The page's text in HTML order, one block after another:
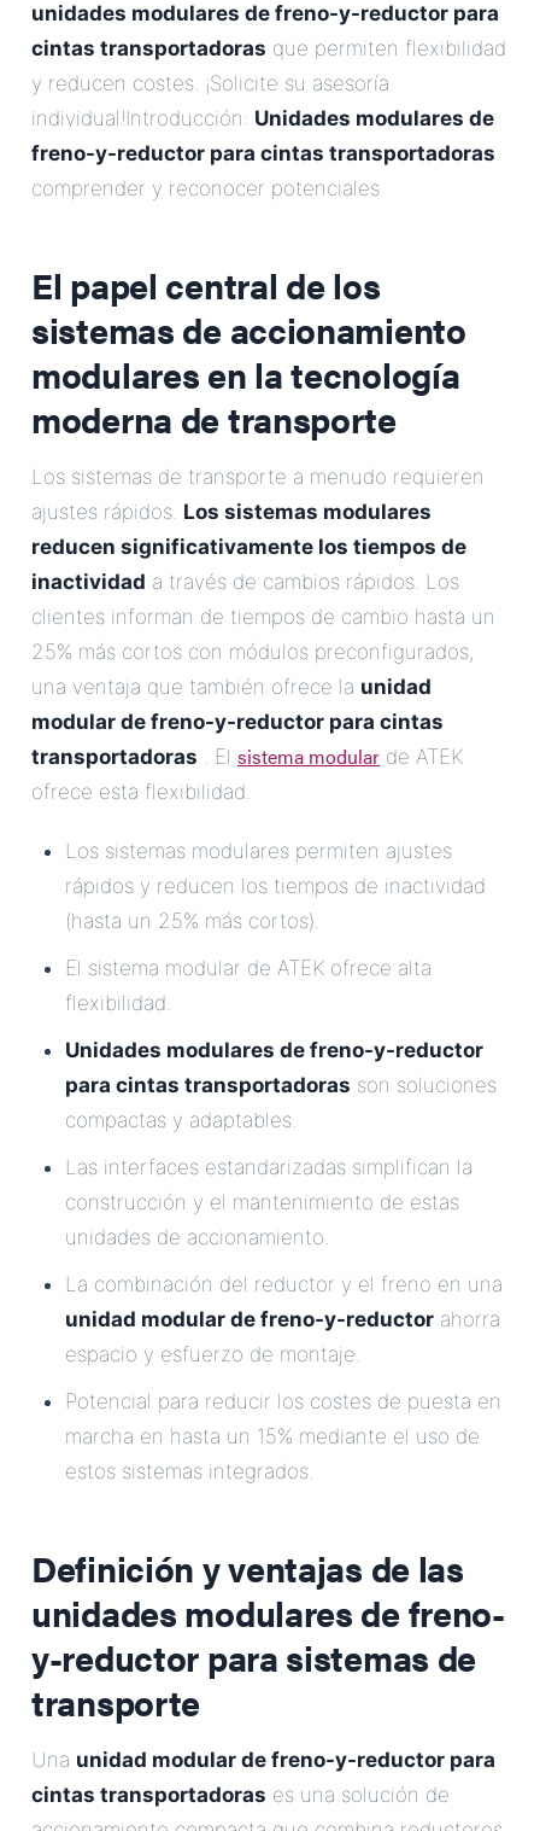
unidades modulares de freno-y-reductor para
cintas transportadoras que permiten flexibilidad
y reducen costes. ¡Solicite su asesoría
individual!Introducción: Unidades modulares de
freno-y-reductor para cintas transportadoras
comprender y reconocer potenciales
El papel central de los
sistemas de accionamiento
modulares en la tecnología
moderna de transporte
Los sistemas de transporte a menudo requieren
ajustes rápidos. Los sistemas modulares
reducen significativamente los tiempos de
inactividad a través de cambios rápidos. Los
clientes informan de tiempos de cambio hasta un
25% más cortos con módulos preconfigurados,
una ventaja que también ofrece la unidad
modular de freno-y-reductor para cintas
transportadoras . El sistema modular de ATEK
ofrece esta flexibilidad.
Los sistemas modulares permiten ajustes
rápidos y reducen los tiempos de inactividad
(hasta un 25% más cortos).
El sistema modular de ATEK ofrece alta
flexibilidad.
Unidades modulares de freno-y-reductor
para cintas transportadoras son soluciones
compactas y adaptables.
Las interfaces estandarizadas simplifican la
construcción y el mantenimiento de estas
unidades de accionamiento.
La combinación del reductor y el freno en una
unidad modular de freno-y-reductor ahorra
espacio y esfuerzo de montaje.
Potencial para reducir los costes de puesta en
marcha en hasta un 15% mediante el uso de
estos sistemas integrados.
Definición y ventajas de las
unidades modulares de freno-
y-reductor para sistemas de
transporte
Una unidad modular de freno-y-reductor para
cintas transportadoras es una solución de